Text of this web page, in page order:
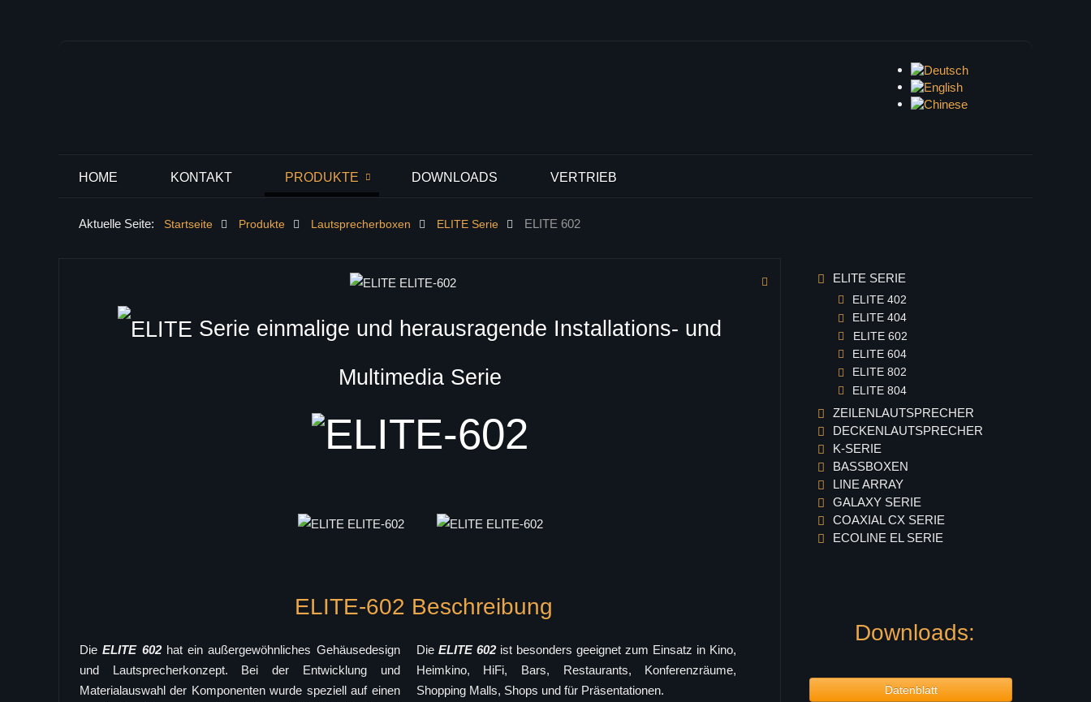
HOME KONTAKT PRODUKTE DOWNLOADS VERTRIEB
Aktuelle Seite: Startseite Produkte Lautsprecherboxen ELITE Serie ELITE 602
Serie einmalige und herausragende Installations- und
Multimedia Serie
ELITE-602 Beschreibung
DieELITE 602hat ein außergewöhnliches Gehäusedesign
und Lautsprecherkonzept. Bei der Entwicklung und
Materialauswahl der Komponenten wurde speziell auf einen
Die ELITE 602ist besonders geeignet zum Einsatz in Kino,
Heimkino, HiFi, Bars, Restaurants, Konferenzräume,
Shopping Malls, Shops und für Präsentationen.
ELITE SERIE
ELITE 402
ELITE 404
ELITE 602
ELITE 604
ELITE 802
ELITE 804
ZEILENLAUTSPRECHER
DECKENLAUTSPRECHER
K-SERIE
BASSBOXEN
LINE ARRAY
GALAXY SERIE
COAXIAL CX SERIE
ECOLINE EL SERIE
Downloads:
Datenblatt